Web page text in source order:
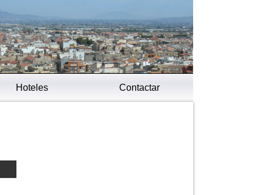
Hoteles Contactar